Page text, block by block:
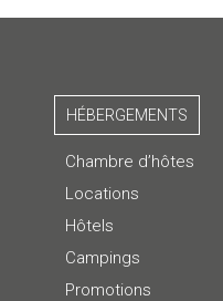
HÉBERGEMENTS
Chambre d’hôtes
Locations
Hôtels
Campings
Promotions